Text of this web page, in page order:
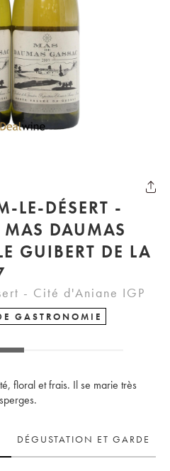
LE-DÉSERT -
DAUMAS
GUIBERT DE LA
- Cité d'Aniane IGP
GASTRONOMIE
floral et frais. Il se marie très
DÉGUSTATION ET GARDE